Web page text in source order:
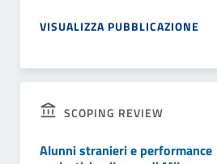
VISUALIZZA PUBBLICAZIONE
SCOPING REVIEW
Alunni stranieri e performance